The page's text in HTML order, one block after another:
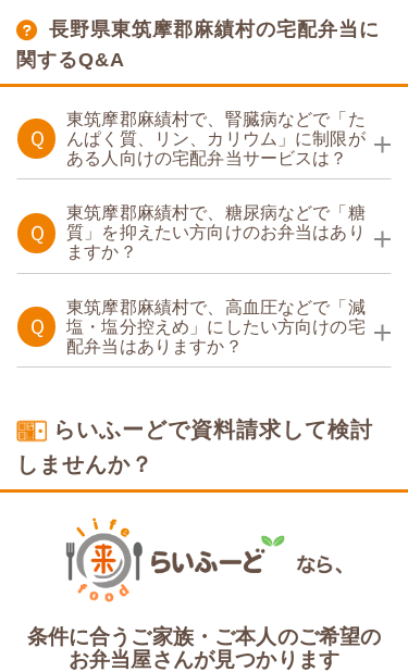
長野県東筑摩郡麻績村の宅配弁当に
関するQ&A
Ｑ
東筑摩郡麻績村で、腎臓病などで「た
んぱく質、リン、カリウム」に制限が
ある人向けの宅配弁当サービスは？
Ｑ
東筑摩郡麻績村で、糖尿病などで「糖
質」を抑えたい方向けのお弁当はあり
ますか？
Ｑ
東筑摩郡麻績村で、高血圧などで「減
塩・塩分控えめ」にしたい方向けの宅
配弁当はありますか？
らいふーどで資料請求して検討
しませんか？
条件に合うご家族・ご本人のご希望の
お弁当屋さんが見つかります